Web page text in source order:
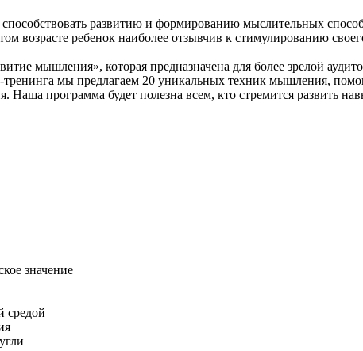
развитию и формированию мыслительных
возрасте ребенок наиболее отзывчив к стимулированию
мышления», которая предназначена для более зрелой
мы предлагаем 20 уникальных техник мышления,
Наша программа будет полезна всем, кто стремится развить
значение
средой